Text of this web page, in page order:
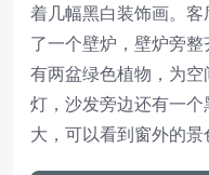
着几幅黑白装饰画。
了一个壁炉，壁炉旁
有两盆绿色植物，为
灯，沙发旁边还有一
大，可以看到窗外的景